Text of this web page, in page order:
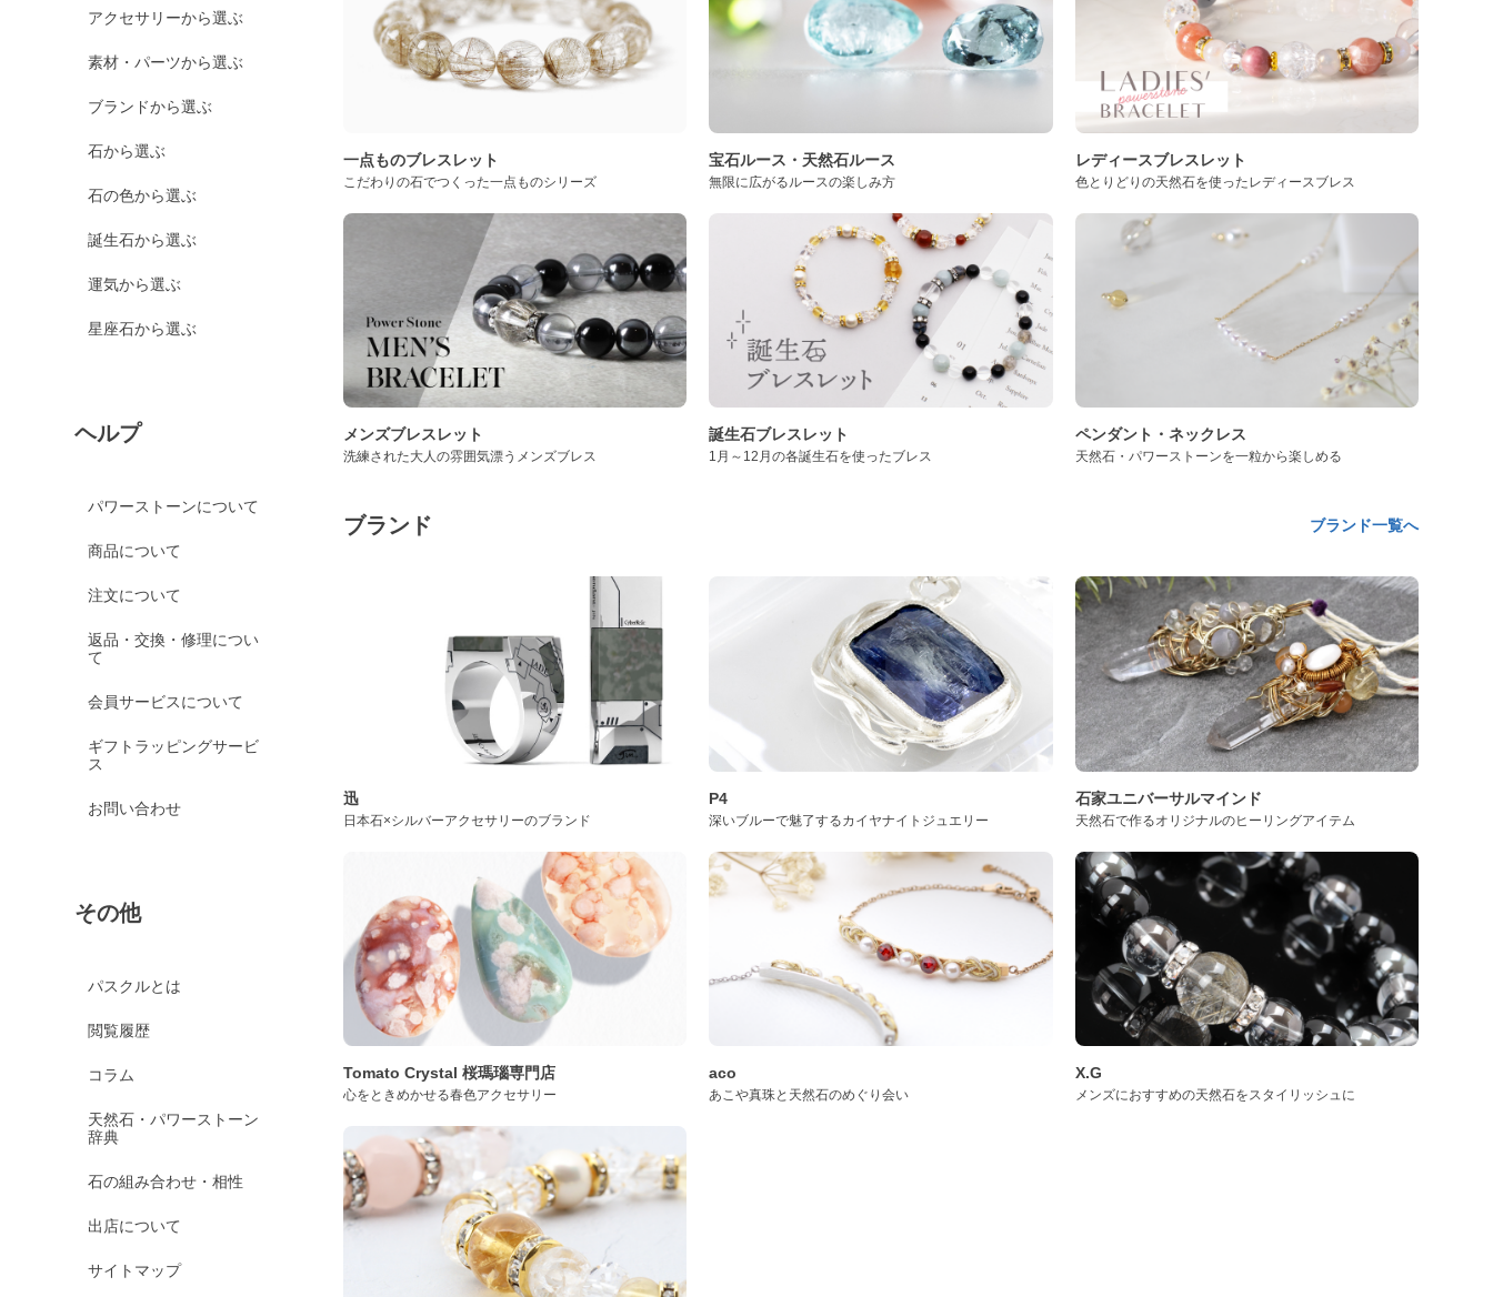
アクセサリーから選ぶ
素材・パーツから選ぶ
ブランドから選ぶ
石から選ぶ
石の色から選ぶ
誕生石から選ぶ
運気から選ぶ
星座石から選ぶ
ヘルプ
パワーストーンについて
商品について
注文について
返品・交換・修理につい
て
会員サービスについて
ギフトラッピングサービ
ス
お問い合わせ
その他
パスクルとは
閲覧履歴
コラム
天然石・パワーストーン
辞典
石の組み合わせ・相性
出店について
サイトマップ
一点ものブレスレット
こだわりの石でつくった一点ものシリーズ
宝石ルース・天然石ルース
無限に広がるルースの楽しみ方
レディースブレスレット
色とりどりの天然石を使ったレディースブレス
メンズブレスレット
洗練された大人の雰囲気漂うメンズブレス
誕生石ブレスレット
1月～12月の各誕生石を使ったブレス
ペンダント・ネックレス
天然石・パワーストーンを一粒から楽しめる
ブランド ブランド一覧へ
迅
日本石×シルバーアクセサリーのブランド
P4
深いブルーで魅了するカイヤナイトジュエリー
石家ユニバーサルマインド
天然石で作るオリジナルのヒーリングアイテム
Tomato Crystal 桜瑪瑙専門店
心をときめかせる春色アクセサリー
aco
あこや真珠と天然石のめぐり会い
X.G
メンズにおすすめの天然石をスタイリッシュに